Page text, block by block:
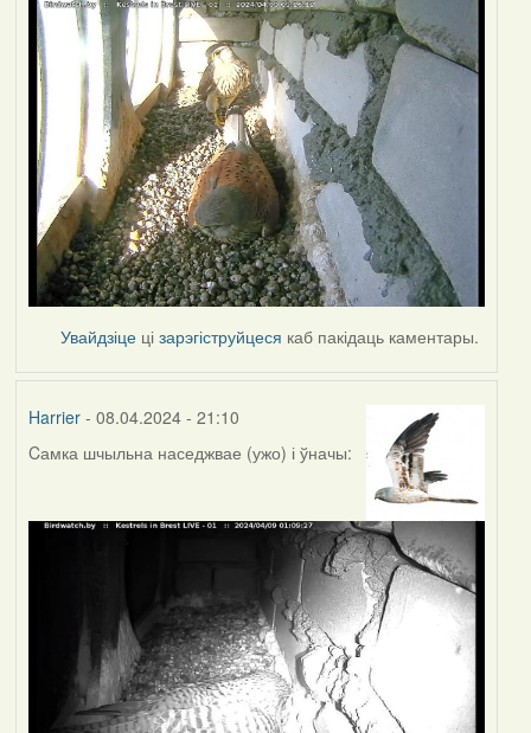
Увайдзіце цізарэгіструйцеся каб пакідаць каментары.
Harrier- 08.04.2024 - 21:10
Cамка шчыльна наседжвае (ужо) і ўначы: